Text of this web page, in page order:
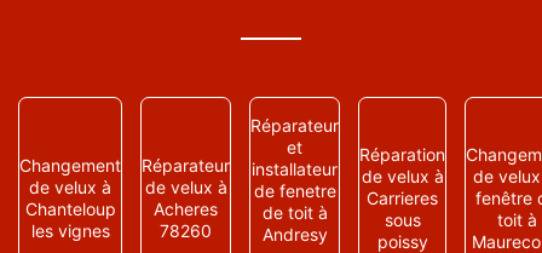
Changement
de velux à
Chanteloup
les vignes
Réparateur
de velux à
Acheres
78260
Réparateur
et
installateur
de fenetre
de toit à
Andresy
Réparation
de velux à
Carrieres
sous
poissy
de
fenêtre
toit à